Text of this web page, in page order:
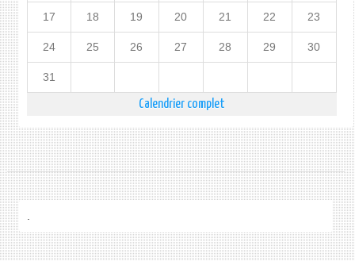
17 18 19 20 21 22 23
24 25 26 27 28 29 30
31
Calendrier complet